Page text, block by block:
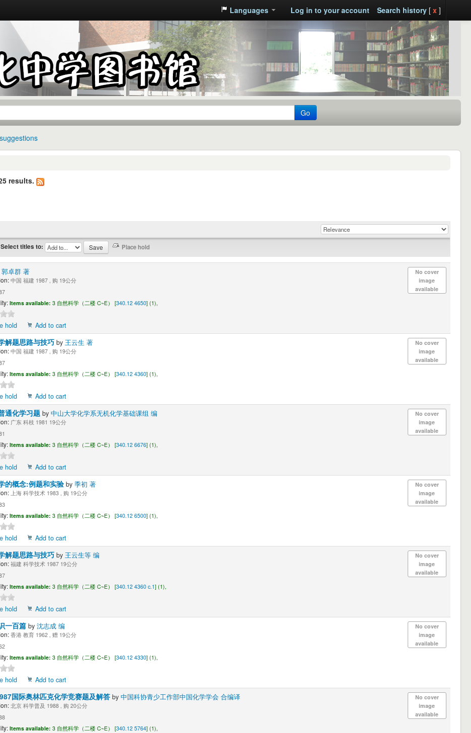
Languages Log in to your account Search history[ x ]
Go
results.
Select titles to:
No cover
image
available
郭卓群 著
中国 福建 1987 , 购 19公分
Items available: 3 自然科学（二楼 C~E） [340.12 4650] (1),
hold
Add to cart
No cover
image
available
解题思路与技巧 by 王云生 著
中国 福建 1987 , 购 19公分
Items available: 3 自然科学（二楼 C~E） [340.12 4360] (1),
hold
Add to cart
No cover
image
available
通化学习题 by 中山大学化学系无机化学基础课组 编
广东 科枝 1981 19公分
Items available: 3 自然科学（二楼 C~E） [340.12 6676] (1),
hold
Add to cart
No cover
image
available
的概念:例题和实验 by 季初 著
上海 科学技术 1983 , 购 19公分
Items available: 3 自然科学（二楼 C~E） [340.12 6500] (1),
hold
Add to cart
No cover
image
available
解题思路与技巧 by 王云生等 编
福建 科学技术 1987 19公分
Items available: 3 自然科学（二楼 C~E） [340.12 4360 c.1] (1),
hold
Add to cart
No cover
image
available
一百篇 by 沈志成 编
香港 教育 1962 , 赠 19公分
Items available: 3 自然科学（二楼 C~E） [340.12 4330] (1),
hold
Add to cart
No cover
image
available
国际奥林匹克化学竞赛题及解答 by 中国科协青少工作部中国化学学会 合编译
北京 科学普及 1988 , 购 20公分
Items available: 3 自然科学（二楼 C~E） [340.12 5764] (1),